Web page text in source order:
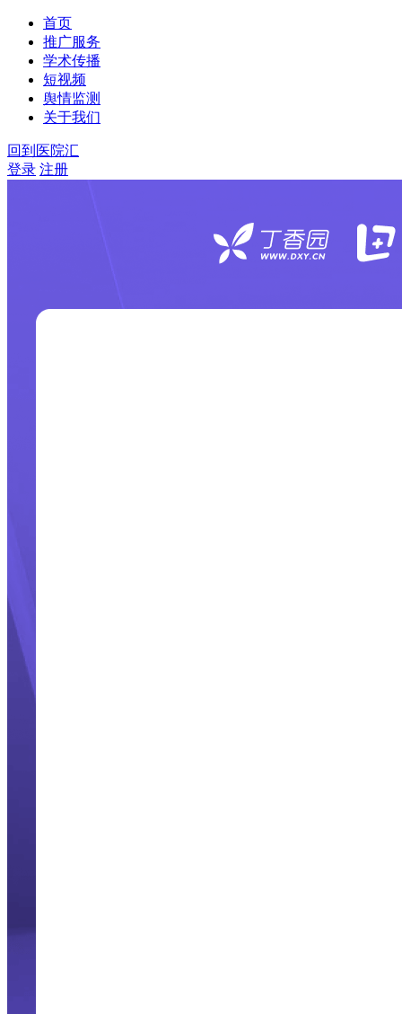
首页
推广服务
学术传播
短视频
舆情监测
关于我们
回到医院汇
登录 注册